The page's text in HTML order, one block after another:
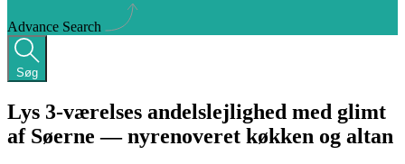
Advance Search
Søg
Lys 3-værelses andelslejlighed med glimt
af Søerne — nyrenoveret køkken og altan